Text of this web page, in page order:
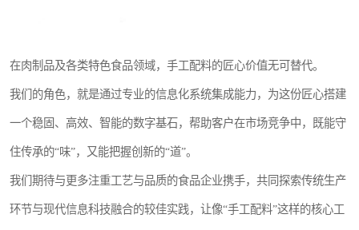
在肉制品及各类特色食品领域，手工配料的匠心价值无可替代。
我们的角色，就是通过专业的信息化系统集成能力，为这份匠心搭建
一个稳固、高效、智能的数字基石，帮助客户在市场竞争中，既能守
住传承的“味”，又能把握创新的“道”。
我们期待与更多注重工艺与品质的食品企业携手，共同探索传统生产
环节与现代信息科技融合的较佳实践，让像“手工配料”这样的核心工